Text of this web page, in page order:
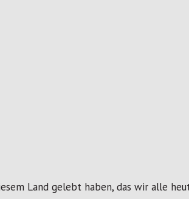
Land gelebt haben, das wir alle